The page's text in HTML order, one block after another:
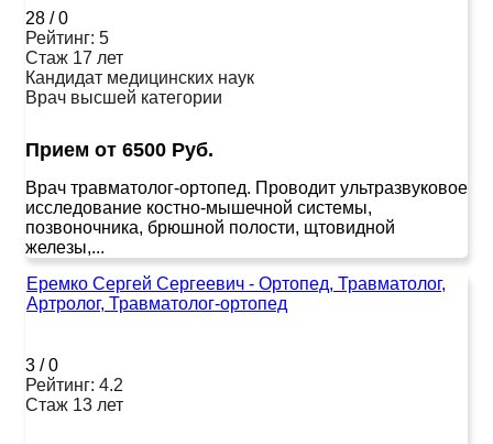
28 /0
Рейтинг: 5
Стаж 17 лет
Кандидат медицинских наук
Врач высшей категории
Прием от 6500 Руб.
Врач травматолог-ортопед. Проводит ультразвуковое
исследование костно-мышечной системы,
позвоночника, брюшной полости, щтовидной
железы,...
Еремко Сергей Сергеевич - Ортопед, Травматолог,
Артролог, Травматолог-ортопед
3 /0
Рейтинг: 4.2
Стаж 13 лет